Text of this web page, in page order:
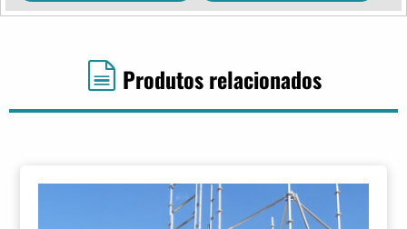
Produtos relacionados